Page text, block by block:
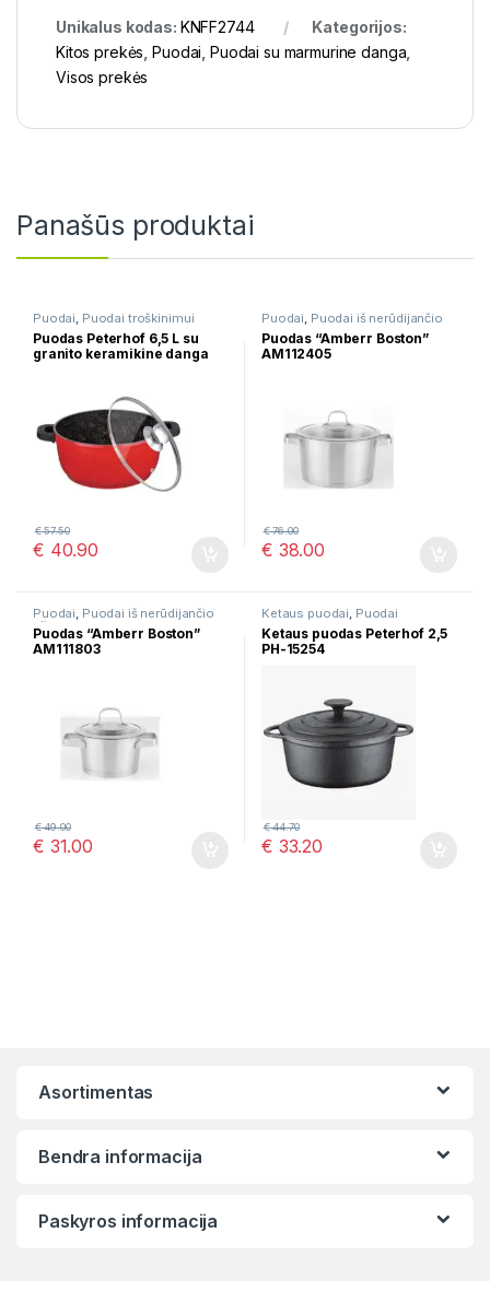
Unikalus kodas: KNFF2744
Kategorijos:
Kitos prekės ,Puodai Puodai su marmurine danga
Visos prekės
Panašūs produktai
Puodai Puodai troškinimui
Puodas Peterhof 6,5 L su
granito keramikine danga
€ 40.90
€57.50
Puodai Puodai iš nerūdijančio
Puodas “Amberr Boston”
AM112405
€ 38.00
€76.00
Puodai, Puodai iš nerūdijančio
plieno
Puodas “Amberr Boston”
AM111803
€ 31.00
€49.00
Ketaus puodai, Puodai
Ketaus puodas Peterhof 2,5
PH-15254
€ 33.20
€44.70
Asortimentas
Bendra informacija
Paskyros informacija